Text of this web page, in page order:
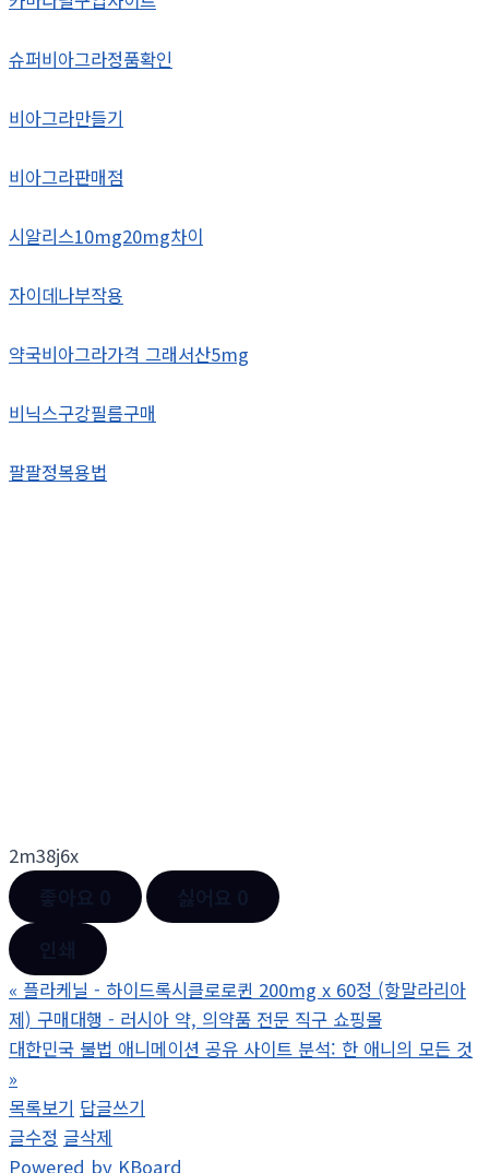
슈퍼비아그라정품확인
비아그라만들기
비아그라판매점
시알리스10mg20mg차이
자이데나부작용
약국비아그라가격 그래서산5mg
비닉스구강필름구매
팔팔정복용법
2m38j6x
« 플라케닐 - 하이드록시클로로퀸 200mg x 60정 (항말라리아
제) 구매대행 - 러시아 약, 의약품 전문 직구 쇼핑몰
대한민국 불법 애니메이션 공유 사이트 분석: 한 애니의 모든 것
»
목록보기 답글쓰기
글수정 글삭제
Powered by KBoard